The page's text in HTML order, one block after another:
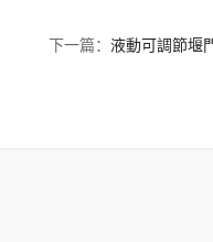
下一篇：液動可調節堰